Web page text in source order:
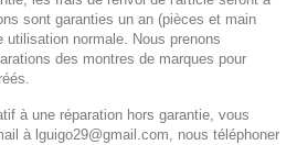
sont garanties un an (pièces et main
utilisation normale. Nous prenons
des montres de marques pour
à une réparation hors garantie, vous
à lguigo29@gmail.com, nous téléphoner